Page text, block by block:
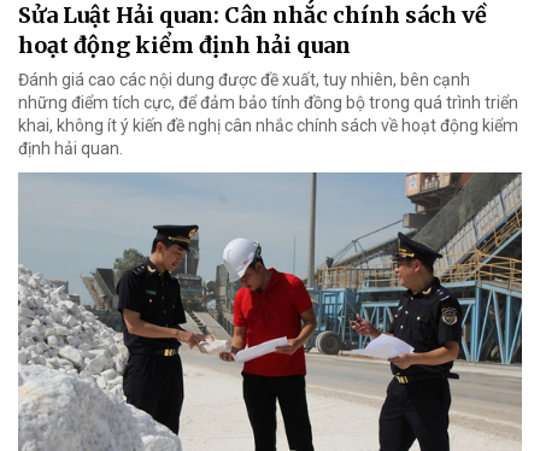
Sửa Luật Hải quan: Cân nhắc chính sách về
hoạt động kiểm định hải quan
Đánh giá cao các nội dung được đề xuất, tuy nhiên, bên cạnh
những điểm tích cực, để đảm bảo tính đồng bộ trong quá trình triển
khai, không ít ý kiến đề nghị cân nhắc chính sách về hoạt động kiểm
định hải quan.